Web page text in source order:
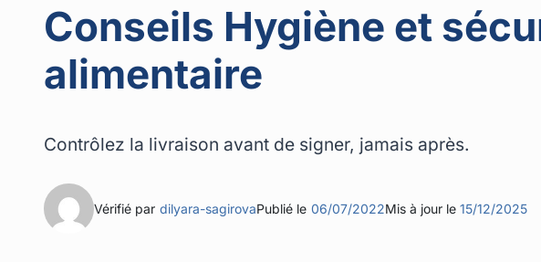
Conseils Hygiène et
alimentaire
Contrôlez la livraison avant de signer, jamais après.
Vérifié par dilyara-sagirovaPublié le 06/07/2022Mis à jour le 15/12/2025